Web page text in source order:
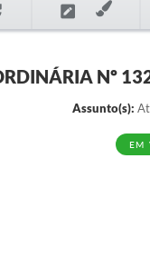
Nº
Assunto(s):
EM